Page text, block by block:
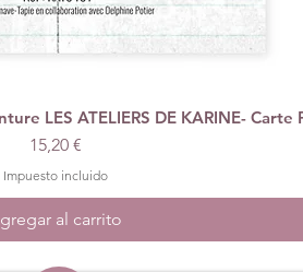
Vista rápida
LES ATELIERS DE KARINE- Carte
Precio
15,20 €
Impuesto incluido
al carrito